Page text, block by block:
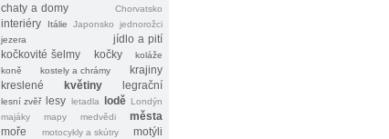
chaty a domy Chorvatsko
interiéry Itálie Japonsko
jednorožci
jezera
jídlo a pití
kočkovité šelmy
kočky
koláže
koně
kostely a chrámy
krajiny
kreslené
květiny legrační
lesní zvěř lesy letadla lodě Londýn
majáky
mapy medvědi
města
moře
motocykly a skútry
motýli